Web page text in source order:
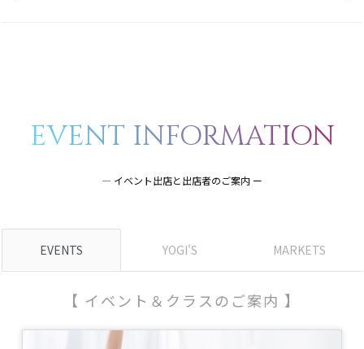
EVENT INFORMATION
― イベント出店と出店者のご案内 ー
EVENTS YOGI'S MARKETS
【 イベント＆クラスのご案内 】